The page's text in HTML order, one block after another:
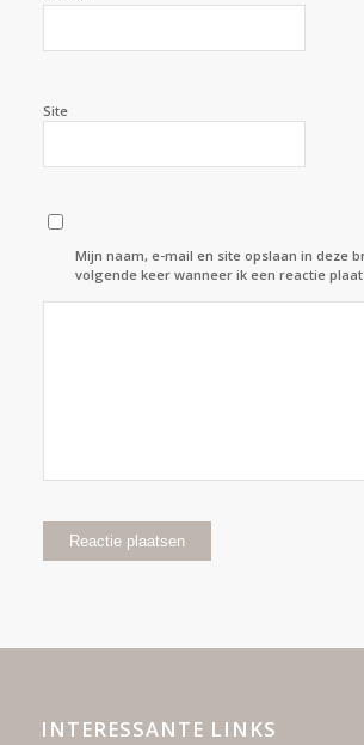
Site
Mijn naam, e-mail en site opslaan in deze
volgende keer wanneer ik een reactie
INTERESSANTE LINKS